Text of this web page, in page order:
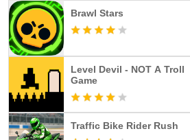
Brawl Stars
Level Devil - NOT A Troll
Game
Traffic Bike Rider Rush